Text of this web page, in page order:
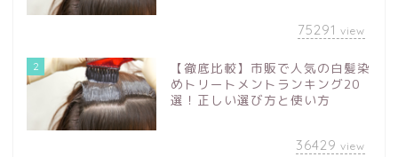
75291 view
2
【徹底比較】市販で人気の白髪染
めトリートメントランキング20
選！正しい選び方と使い方
36429 view